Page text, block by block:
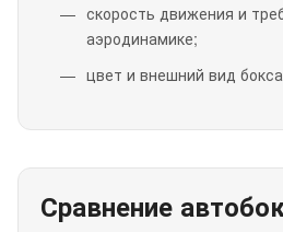
скорость движения и
аэродинамике;
цвет и внешний вид
Сравнение